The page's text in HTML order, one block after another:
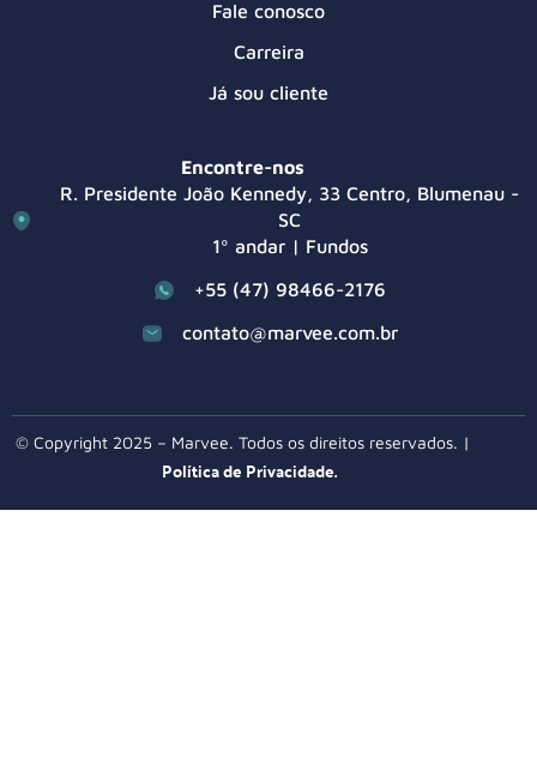
Fale conosco
Carreira
Já sou cliente
Encontre-nos
R. Presidente João Kennedy, 33 Centro, Blumenau -
SC
1º andar | Fundos
+55 (47) 98466-2176
contato@marvee.com.br
© Copyright 2025 – Marvee. Todos os direitos reservados. |
Política de Privacidade.